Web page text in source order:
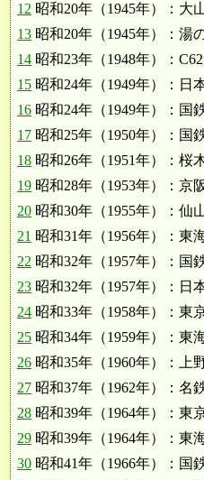
12 昭和20年（1945年）：大
13 昭和20年（1945年）：湯
14 昭和23年（1948年）：
15 昭和24年（1949年）：日
16 昭和24年（1949年）：国
17 昭和25年（1950年）：国
18 昭和26年（1951年）：桜
19 昭和28年（1953年）：京
20 昭和30年（1955年）：仙
21 昭和31年（1956年）：東
22 昭和32年（1957年）：国
23 昭和32年（1957年）：日
24 昭和33年（1958年）：東
25 昭和34年（1959年）：東
26 昭和35年（1960年）：上
27 昭和37年（1962年）：名
28 昭和39年（1964年）：東
29 昭和39年（1964年）：東
30 昭和41年（1966年）：国